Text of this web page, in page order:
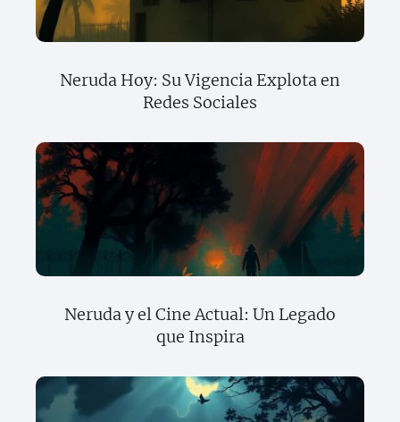
Neruda Hoy: Su Vigencia Explota en
Redes Sociales
Neruda y el Cine Actual: Un Legado
que Inspira